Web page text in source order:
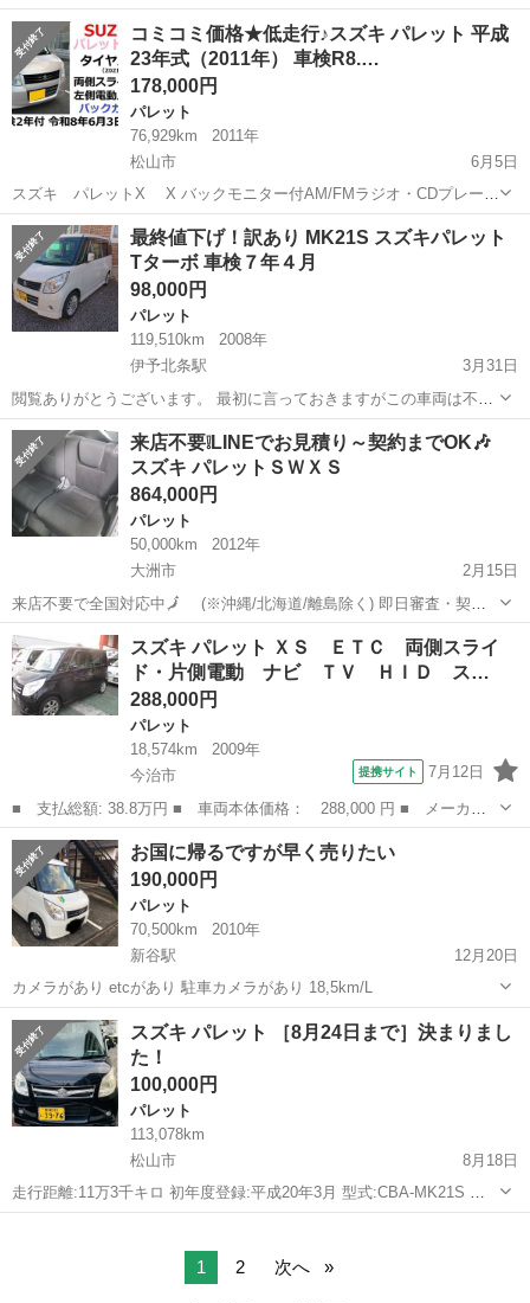
名： スズキ ■ 車種名： パレット ■ グレード名： Ｌ ＰＳ
ＰＷ メモリーナビ ワンセグＴＶ ＣＤ ＤＶＤ ＵＳＢ バック
カメラ ＥＴＣ ...
徳島 徳島市 パレット
コミコミ価格★低走行♪スズキ パレット 平成
23年式（2011年） 車検R8.…
178,000円
パレット
76,929km
2011年
松山市
6月5日
スズキ パレットX X バックモニター付AM/FMラジオ・CDプレーヤ
ー 車検約2年あります♪(2026年6月3日迄) オートマ車/実走行約
77000km （状態維持の為、若干伸びます） 格安出品...
愛媛 松山市 パレット 検索サイト
最終値下げ！訳あり MK21S スズキパレット
Tターボ 車検７年４月
98,000円
パレット
119,510km
2008年
伊予北条駅
3月31日
閲覧ありがとうございます。 最初に言っておきますがこの車両は不動
です。 タペット調整する際にSSTを閉めすぎてシリンダーヘッドに食
い込ませてしまい、タペットが固着状態になっています。 中古のシリ
ンダーヘッドとガスケ...
愛媛 松山市 伊予北条駅 パレット 車両
来店不要❕LINEでお見積り～契約までOK🎶
スズキ パレットＳＷＸＳ
864,000円
パレット
50,000km
2012年
大洲市
2月15日
来店不要で全国対応中🗾 (※沖縄/北海道/離島除く) 即日審査・契約
もできちゃう✨ お車の詳細こちらから↓仮審査もOK👌
https://www.otoron.jp/lists/detail?carno=035...
愛媛 大洲市 パレット オトロン
スズキ パレット ＸＳ ＥＴＣ 両側スライ
ド・片側電動 ナビ ＴＶ ＨＩＤ ス…
288,000円
パレット
18,574km
2009年
今治市
提携サイト 7月12日
■ 支払総額: 38.8万円 ■ 車両本体価格： 288,000 円 ■ メーカー
名： スズキ ■ 車種名： パレット ■ グレード名： ＸＳ ＥＴ
Ｃ 両側スライド・片側電動 ナビ ＴＶ ＨＩＤ スマートキー
電動格納ミラ...
愛媛 今治市 パレット
お国に帰るですが早く売りたい
190,000円
パレット
70,500km
2010年
新谷駅
12月20日
カメラがあり etcがあり 駐車カメラがあり 18,5km/L
愛媛 大洲市 新谷駅 パレット
スズキ パレット ［8月24日まで］決まりまし
た！
100,000円
パレット
113,078km
松山市
8月18日
走行距離:11万3千キロ 初年度登録:平成20年3月 型式:CBA-MK21S 車
検:令和7年の3月まで 装備品:ETC･カーナビ付き 右後方のタイヤ、ベ
1 2 次へ